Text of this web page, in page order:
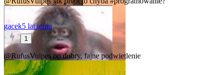
gacek5 lat temu
1
@RufusVulpesoo dobry, fajne podwietlenie